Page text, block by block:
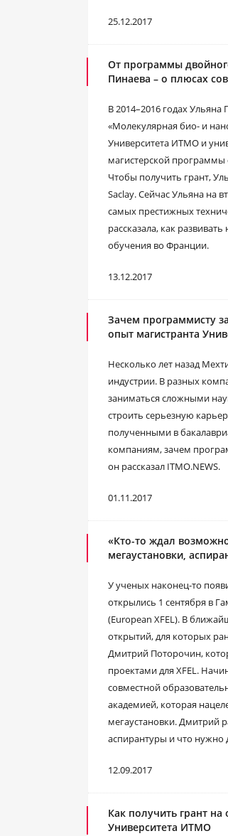
25.12.2017
От программы
Пинаева – о плюсах
В 2014–2016 годах
«Молекулярная био- и
Университета ИТМО и
магистерской программы
Чтобы получить грант,
Saclay. Сейчас Ульяна на
самых престижных
рассказала, как
обучения во Франции.
13.12.2017
Зачем программисту
опыт магистранта
Несколько лет назад
индустрии. В разных
заниматься сложными
строить серьезную
полученными в
компаниям, зачем
он рассказал ITMO.NEWS.
01.11.2017
«Кто-то ждал
мегаустановки,
У ученых наконец-то
открылись 1 сентября в
(European XFEL). В
открытий, для которых
Дмитрий Поторочин,
проектами для XFEL.
совместной
академией, которая
мегаустановки. Дмитрий
аспирантуры и что нужно
12.09.2017
Как получить грант
Университета ИТМО